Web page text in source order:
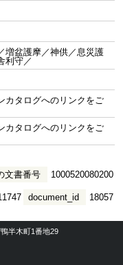
増盆護摩／神供／息災護
利守／
カタログへのリンクをご
カタログへのリンクをご
文書番号 1000520080200
document_id 18057
半木町1番地29